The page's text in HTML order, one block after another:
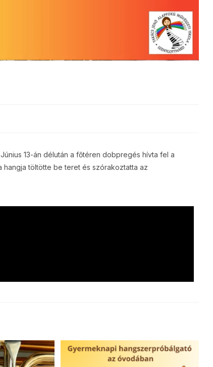
13-án délután a főtéren dobpregés hívta fel a
töltötte be teret és szórakoztatta az